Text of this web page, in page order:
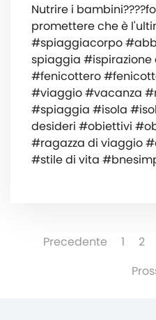
Nutrire i
promettere che è
#spiaggiacorpo
spiaggia
#fenicottero
#viaggio #vacanza
#spiaggia #isola
desideri #obiettivi
#ragazza di viaggio
#stile di vita
Precedente 1 2